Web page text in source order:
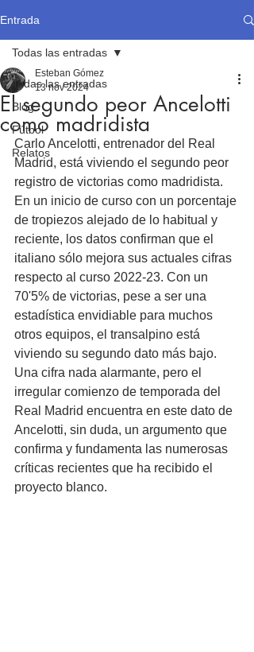
Entrada
Todas las entradas
Blog
Fútbol
Relatos
Todas las entradas
El segundo peor Ancelotti
como madridista
Esteban Gómez
13 nov 2024
Carlo Ancelotti, entrenador del Real
Madrid, está viviendo el segundo peor
registro de victorias como madridista.
En un inicio de curso con un porcentaje
de tropiezos alejado de lo habitual y
reciente, los datos confirman que el
italiano sólo mejora sus actuales cifras
respecto al curso 2022-23. Con un
70'5% de victorias, pese a ser una
estadística envidiable para muchos
otros equipos, el transalpino está
viviendo su segundo dato más bajo.
Una cifra nada alarmante, pero el
irregular comienzo de temporada del
Real Madrid encuentra en este dato de
Ancelotti, sin duda, un argumento que
confirma y fundamenta las numerosas
críticas recientes que ha recibido el
proyecto blanco.